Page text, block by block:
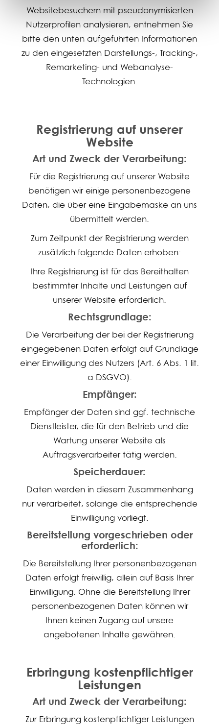
Websitebesuchern mit pseudonymisierten
Nutzerprofilen analysieren, entnehmen Sie
bitte den unten aufgeführten Informationen
zu den eingesetzten Darstellungs-, Tracking-,
Remarketing- und Webanalyse-
Technologien.
Registrierung auf unserer
Website
Art und Zweck der Verarbeitung:
Für die Registrierung auf unserer Website
benötigen wir einige personenbezogene
Daten, die über eine Eingabemaske an uns
übermittelt werden.
Zum Zeitpunkt der Registrierung werden
zusätzlich folgende Daten erhoben:
Ihre Registrierung ist für das Bereithalten
bestimmter Inhalte und Leistungen auf
unserer Website erforderlich.
Rechtsgrundlage:
Die Verarbeitung der bei der Registrierung
eingegebenen Daten erfolgt auf Grundlage
einer Einwilligung des Nutzers (Art. 6 Abs. 1 lit.
a DSGVO).
Empfänger:
Empfänger der Daten sind ggf. technische
Dienstleister, die für den Betrieb und die
Wartung unserer Website als
Auftragsverarbeiter tätig werden.
Speicherdauer:
Daten werden in diesem Zusammenhang
nur verarbeitet, solange die entsprechende
Einwilligung vorliegt.
Bereitstellung vorgeschrieben oder
erforderlich:
Die Bereitstellung Ihrer personenbezogenen
Daten erfolgt freiwillig, allein auf Basis Ihrer
Einwilligung. Ohne die Bereitstellung Ihrer
personenbezogenen Daten können wir
Ihnen keinen Zugang auf unsere
angebotenen Inhalte gewähren.
Erbringung kostenpflichtiger
Leistungen
Art und Zweck der Verarbeitung:
Zur Erbringung kostenpflichtiger Leistungen